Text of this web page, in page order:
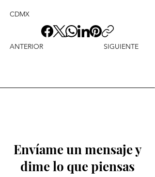
CDMX
ANTERIOR SIGUIENTE
Envíame un mensaje y
dime lo que piensas